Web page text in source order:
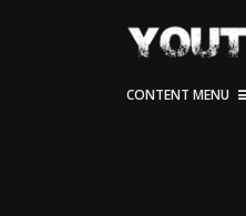
CONTENT MENU